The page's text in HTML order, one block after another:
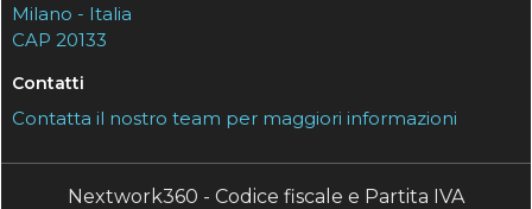
Milano - Italia
CAP 20133
Contatti
Contatta il nostro team per maggiori informazioni
Nextwork360 - Codice fiscale e Partita IVA